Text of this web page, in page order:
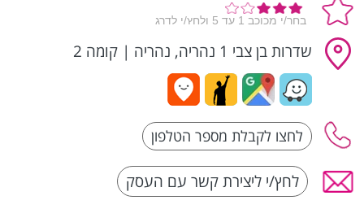
שדרות בן צבי 1 נהריה, נהריה | קומה 2
לחץ/י ליצירת קשר עם העסק